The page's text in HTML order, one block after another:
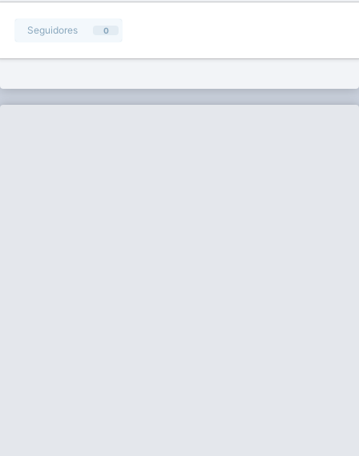
Seguidores 0